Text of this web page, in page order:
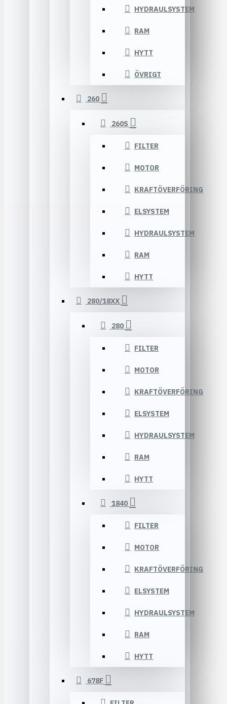
HYDRAULSYSTEM
RAM
HYTT
ÖVRIGT
260
260S
FILTER
MOTOR
KRAFTÖVERFÖRING
ELSYSTEM
HYDRAULSYSTEM
RAM
HYTT
280/18XX
280
FILTER
MOTOR
KRAFTÖVERFÖRING
ELSYSTEM
HYDRAULSYSTEM
RAM
HYTT
1840
FILTER
MOTOR
KRAFTÖVERFÖRING
ELSYSTEM
HYDRAULSYSTEM
RAM
HYTT
678F